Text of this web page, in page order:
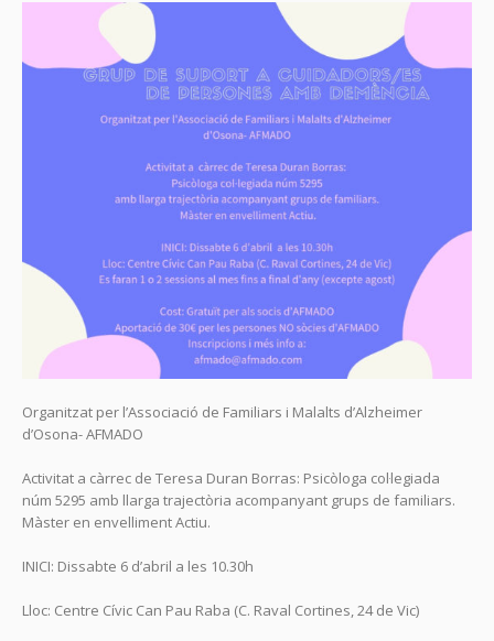
Organitzat per l’Associació de Familiars i Malalts d’Alzheimer
d’Osona- AFMADO
Activitat a càrrec de Teresa Duran Borras: Psicòloga col·legiada
núm 5295 amb llarga trajectòria acompanyant grups de familiars.
Màster en envelliment Actiu.
INICI: Dissabte 6 d’abril a les 10.30h
Lloc: Centre Cívic Can Pau Raba (C. Raval Cortines, 24 de Vic)